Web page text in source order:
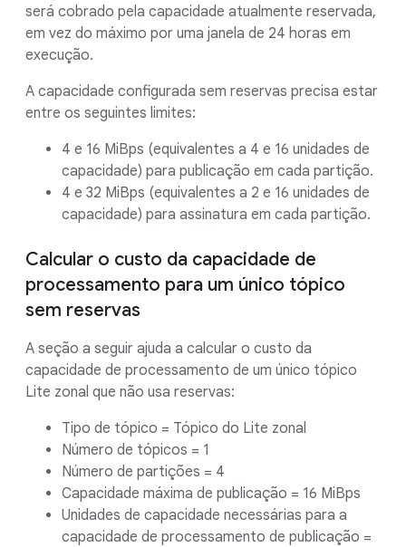
será cobrado pela capacidade atualmente reservada,
em vez do máximo por uma janela de 24 horas em
execução.
A capacidade configurada sem reservas precisa estar
entre os seguintes limites:
4 e 16 MiBps (equivalentes a 4 e 16 unidades de
capacidade) para publicação em cada partição.
4 e 32 MiBps (equivalentes a 2 e 16 unidades de
capacidade) para assinatura em cada partição.
Calcular o custo da capacidade de
processamento para um único tópico
sem reservas
A seção a seguir ajuda a calcular o custo da
capacidade de processamento de um único tópico
Lite zonal que não usa reservas:
Tipo de tópico = Tópico do Lite zonal
Número de tópicos = 1
Número de partições = 4
Capacidade máxima de publicação = 16 MiBps
Unidades de capacidade necessárias para a
capacidade de processamento de publicação =